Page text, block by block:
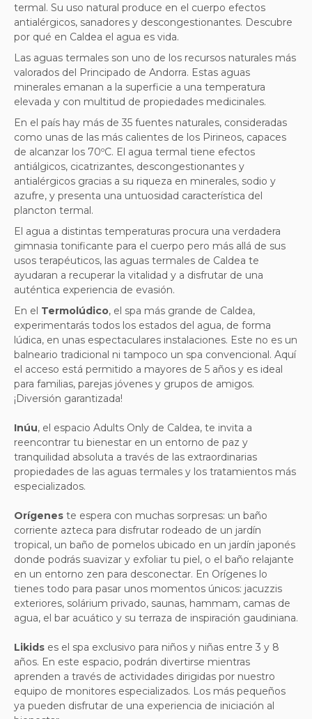
termal. Su uso natural produce en el cuerpo efectos
antialérgicos, sanadores y descongestionantes. Descubre
por qué en Caldea el agua es vida.
Las aguas termales son uno de los recursos naturales más
valorados del Principado de Andorra. Estas aguas
minerales emanan a la superficie a una temperatura
elevada y con multitud de propiedades medicinales.
En el país hay más de 35 fuentes naturales, consideradas
como unas de las más calientes de los Pirineos, capaces
de alcanzar los 70ºC. El agua termal tiene efectos
antiálgicos, cicatrizantes, descongestionantes y
antialérgicos gracias a su riqueza en minerales, sodio y
azufre, y presenta una untuosidad característica del
plancton termal.
El agua a distintas temperaturas procura una verdadera
gimnasia tonificante para el cuerpo pero más allá de sus
usos terapéuticos, las aguas termales de Caldea te
ayudaran a recuperar la vitalidad y a disfrutar de una
auténtica experiencia de evasión.
En el Termolúdico, el spa más grande de Caldea,
experimentarás todos los estados del agua, de forma
lúdica, en unas espectaculares instalaciones. Este no es un
balneario tradicional ni tampoco un spa convencional. Aquí
el acceso está permitido a mayores de 5 años y es ideal
para familias, parejas jóvenes y grupos de amigos.
¡Diversión garantizada!
Inúu, el espacio Adults Only de Caldea, te invita a
reencontrar tu bienestar en un entorno de paz y
tranquilidad absoluta a través de las extraordinarias
propiedades de las aguas termales y los tratamientos más
especializados.
Orígenes te espera con muchas sorpresas: un baño
corriente azteca para disfrutar rodeado de un jardín
tropical, un baño de pomelos ubicado en un jardín japonés
donde podrás suavizar y exfoliar tu piel, o el baño relajante
en un entorno zen para desconectar. En Orígenes lo
tienes todo para pasar unos momentos únicos: jacuzzis
exteriores, solárium privado, saunas, hammam, camas de
agua, el bar acuático y su terraza de inspiración gaudiniana.
Likids es el spa exclusivo para niños y niñas entre 3 y 8
años. En este espacio, podrán divertirse mientras
aprenden a través de actividades dirigidas por nuestro
equipo de monitores especializados. Los más pequeños
ya pueden disfrutar de una experiencia de iniciación al